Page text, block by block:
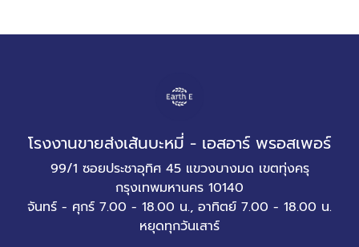
โรงงานขายส่งเส้นบะหมี่ - เอสอาร์ พรอสเพอร์
99/1 ซอยประชาอุทิศ 45 แขวงบางมด เขตทุ่งครุ
กรุงเทพมหานคร 10140
จันทร์ - ศุกร์ 7.00 - 18.00 น., อาทิตย์ 7.00 - 18.00 น.
หยุดทุกวันเสาร์